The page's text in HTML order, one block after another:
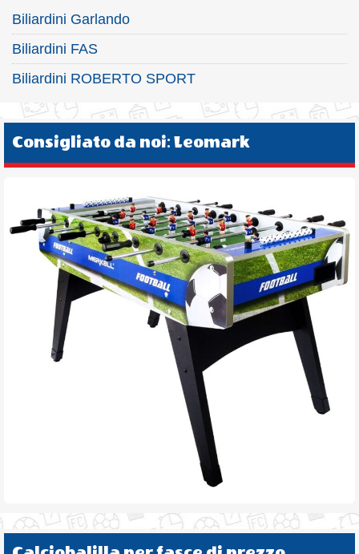
Biliardini Garlando
Biliardini FAS
Biliardini ROBERTO SPORT
Consigliato da noi: Leomark